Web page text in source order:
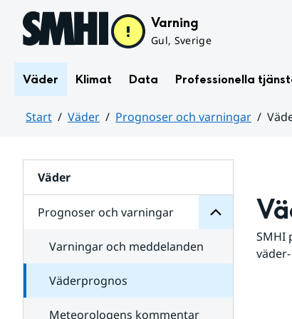
Hoppa till sidans innehåll Varning
Gul, Sverige
Väder Klimat Data Professionella
Start Väder Prognoser och varningar
Väder
Prognoser och varningar
för
varningar
Varningar och meddelanden
Väderprognos
Meteorologens kommentar
SMHI